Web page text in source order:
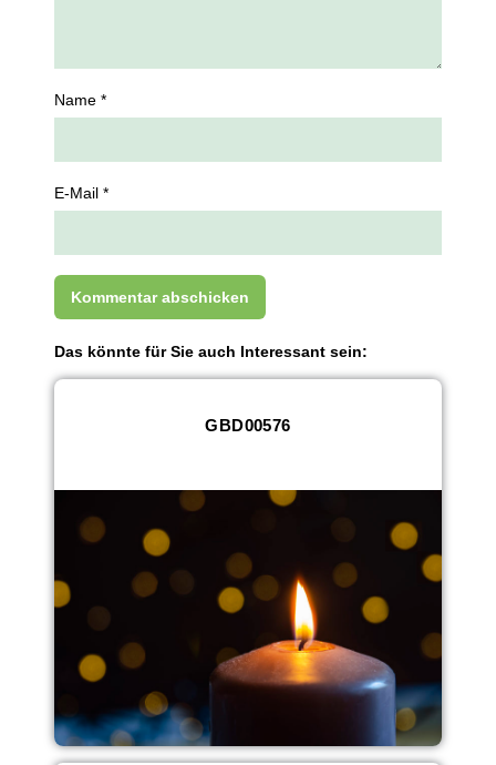
Name *
E-Mail *
Das könnte für Sie auch Interessant sein:
GBD00576